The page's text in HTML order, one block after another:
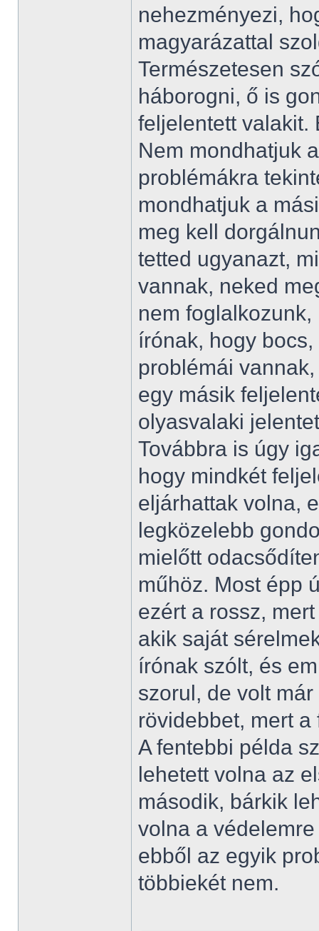
nehezményezi,
magyarázattal
Természetesen
háborogni, ő is
feljelentett valakit.
Nem mondhatjuk
problémákra
mondhatjuk a
meg kell
tetted ugyanazt,
vannak, neked
nem
írónak, hogy
problémái
egy másik
olyasvalaki
Továbbra is úgy
hogy mindkét
eljárhattak volna,
legközelebb
mielőtt
műhöz. Most épp
ezért a rossz,
akik saját
írónak szólt, és
szorul, de volt
rövidebbet, mert
A fentebbi példa
lehetett volna az
második, bárkik
volna a
ebből az egyik
többiekét nem.